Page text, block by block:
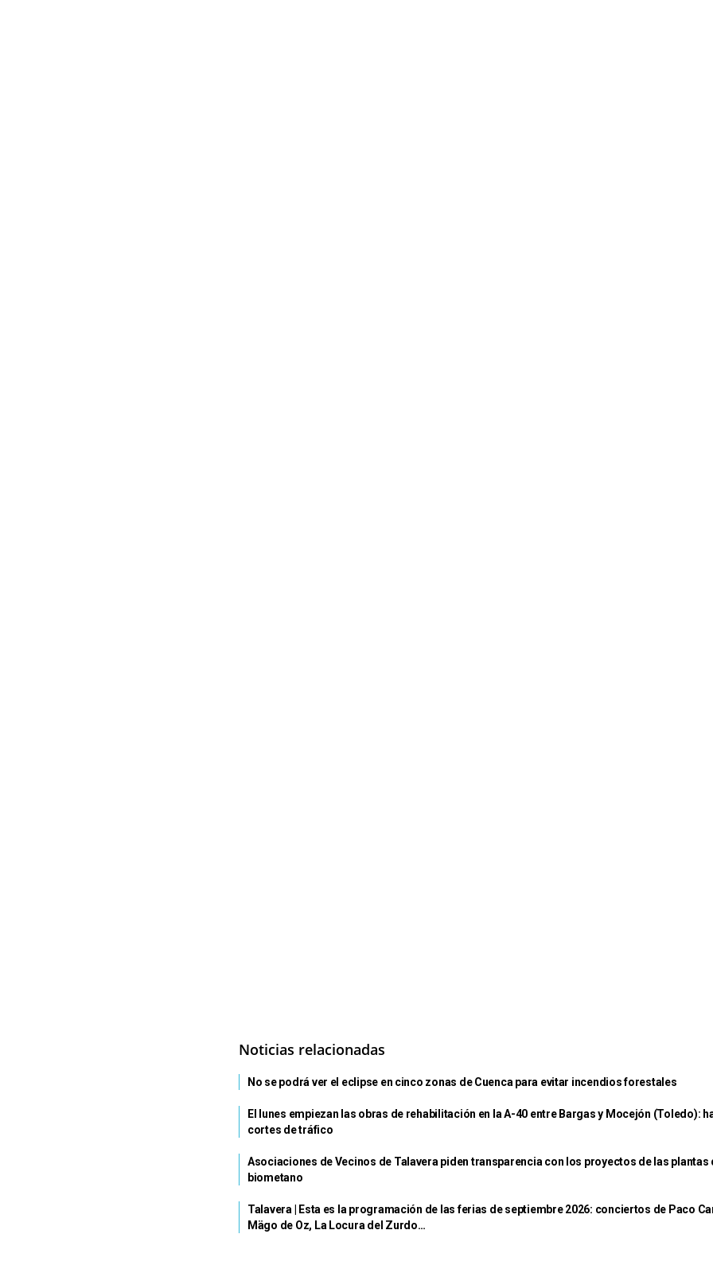
Noticias relacionadas
No se podrá ver el eclipse en cinco zonas de Cuenca para evitar incendios forestales
El lunes empiezan las obras de rehabilitación en la A-40 entre Bargas y Mocejón (Toledo):
cortes de tráfico
Asociaciones de Vecinos de Talavera piden transparencia con los proyectos de las plantas
biometano
Talavera | Esta es la programación de las ferias de septiembre 2026: conciertos de Paco
Mägo de Oz, La Locura del Zurdo…